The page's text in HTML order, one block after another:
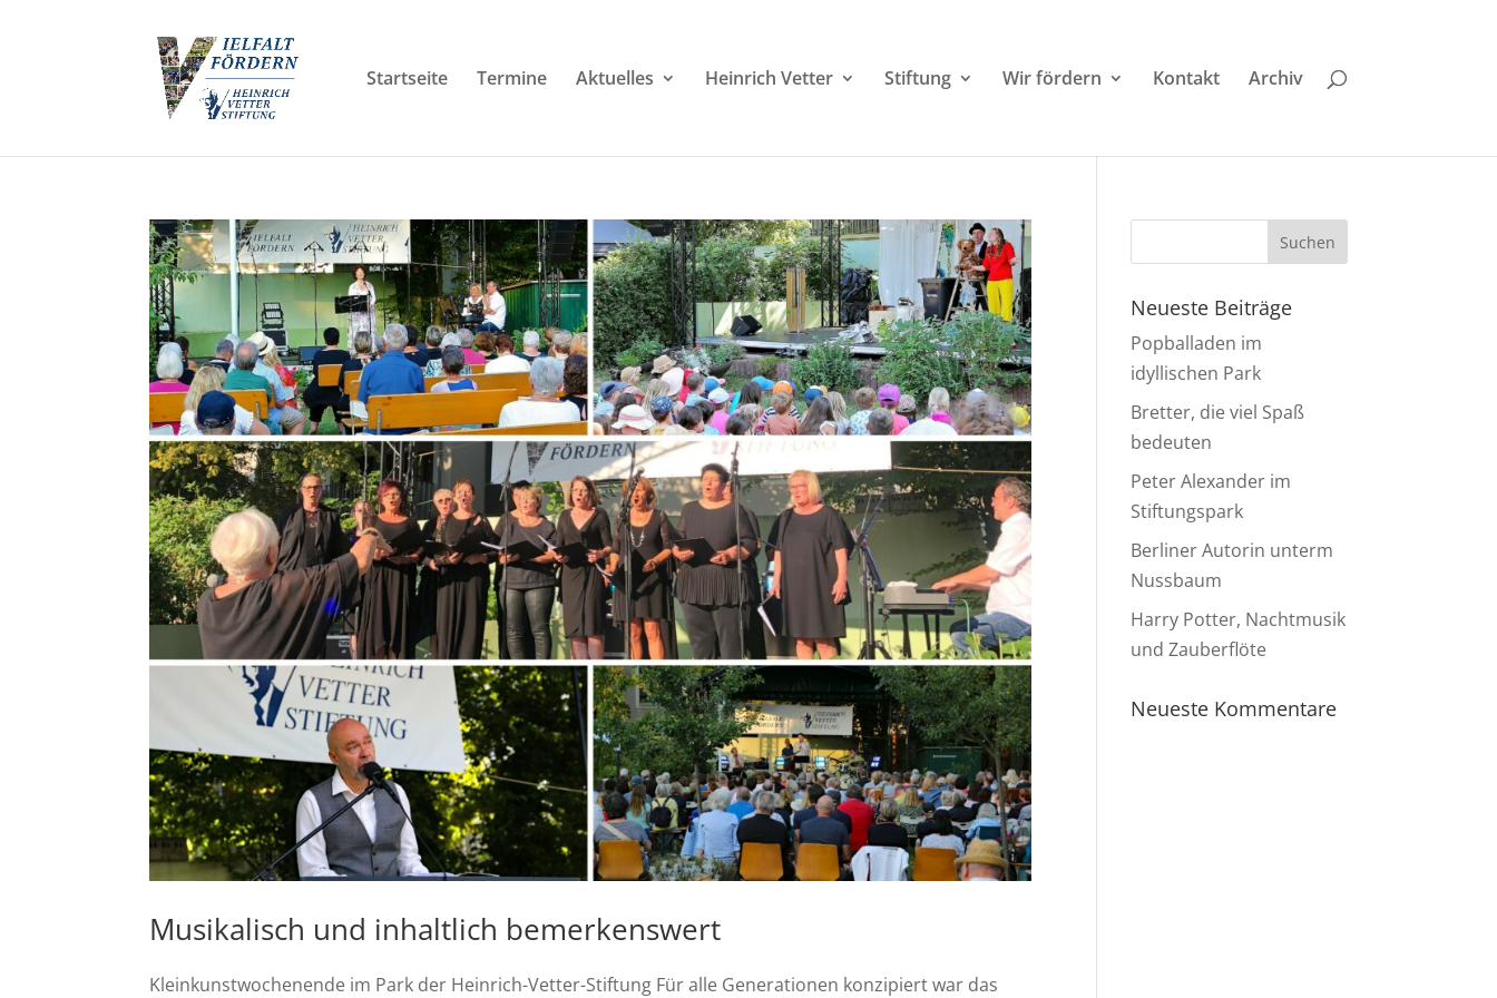
Startseite Termine Aktuelles Heinrich Vetter Stiftung Wir fördern Kontakt Archiv
Musikalisch und inhaltlich bemerkenswert
Kleinkunstwochenende im Park der Heinrich-Vetter-Stiftung Für alle Generationen konzipiert war das
Neueste Beiträge
Popballaden im
idyllischen Park
Bretter, die viel Spaß
bedeuten
Peter Alexander im
Stiftungspark
Berliner Autorin unterm
Nussbaum
Harry Potter, Nachtmusik
und Zauberflöte
Neueste Kommentare